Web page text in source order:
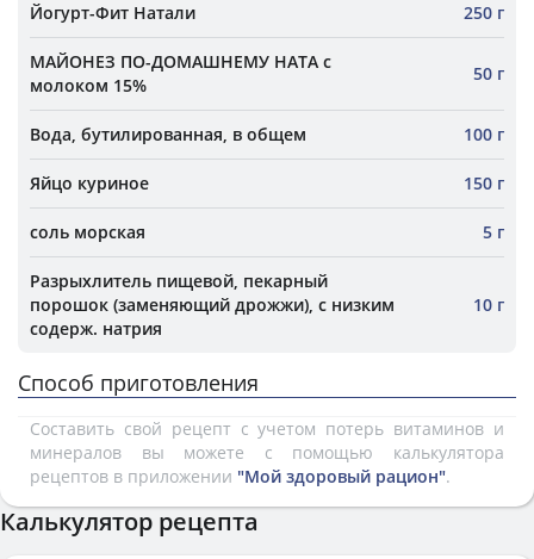
Йогурт-Фит Натали 250 г
МАЙОНЕЗ ПО-ДОМАШНЕМУ НАТА с
молоком 15%
50 г
Вода, бутилированная, в общем 100 г
Яйцо куриное 150 г
соль морская 5 г
Разрыхлитель пищевой, пекарный
порошок (заменяющий дрожжи), с низким
содерж. натрия
10 г
Способ приготовления
Составить свой рецепт с учетом потерь витаминов и
минералов вы можете с помощью калькулятора
рецептов в приложении "Мой здоровый рацион".
Калькулятор рецепта